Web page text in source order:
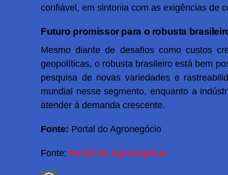
confiável, em sintonia com as exigências de
Futuro promissor para o robusta
Mesmo diante de desafios como custos
geopolíticas, o robusta brasileiro está bem
pesquisa de novas variedades e
mundial nesse segmento, enquanto a
atender à demanda crescente.
Fonte: Portal do Agronegócio
Fonte: Portal do Agronegócio